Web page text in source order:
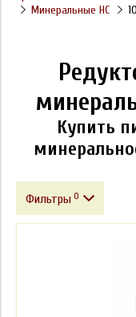
Минеральные HC
Купить
Фильтры 0